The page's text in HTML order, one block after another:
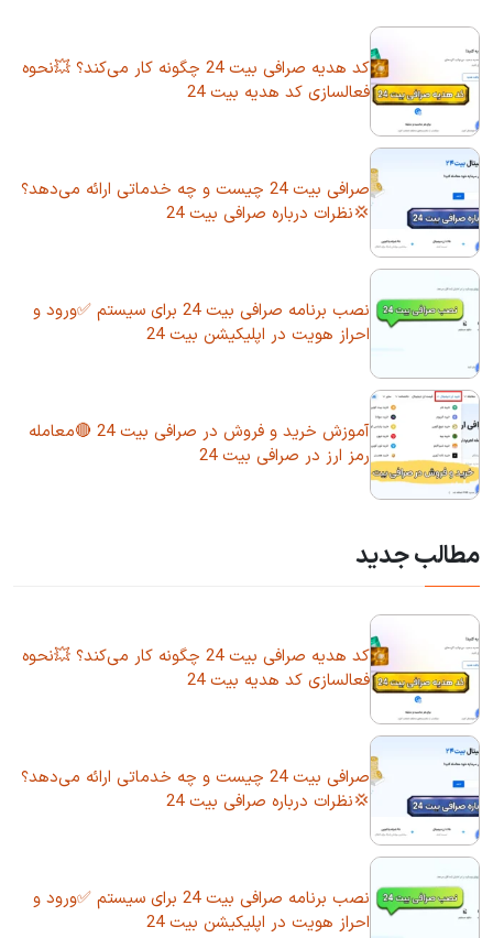
کد هدیه صرافی بیت 24 چگونه کار می‌کند؟ 💥نحوه
فعالسازی کد هدیه بیت 24
صرافی بیت 24 چیست و چه خدماتی ارائه می‌دهد؟
💢نظرات درباره صرافی بیت 24
نصب برنامه صرافی بیت 24 برای سیستم ✅ورود و
احراز هویت در اپلیکیشن بیت 24
آموزش خرید و فروش در صرافی بیت 24 🔴معامله
رمز ارز در صرافی بیت 24
مطالب جدید
کد هدیه صرافی بیت 24 چگونه کار می‌کند؟ 💥نحوه
فعالسازی کد هدیه بیت 24
صرافی بیت 24 چیست و چه خدماتی ارائه می‌دهد؟
💢نظرات درباره صرافی بیت 24
نصب برنامه صرافی بیت 24 برای سیستم ✅ورود و
احراز هویت در اپلیکیشن بیت 24